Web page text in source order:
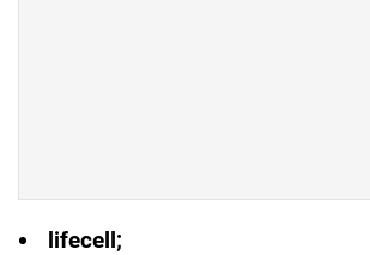
lifecell;